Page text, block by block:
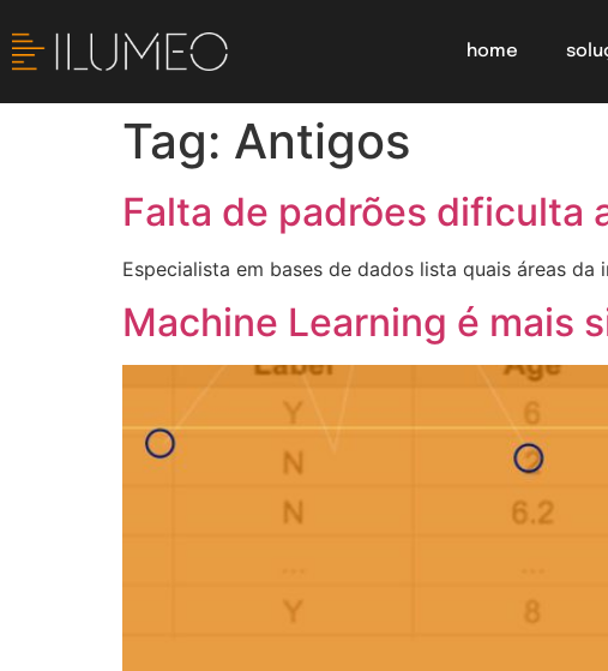
home
Tag: Antigos
Falta de padrões dificulta
Especialista em bases de dados lista quais áreas
Machine Learning é mais